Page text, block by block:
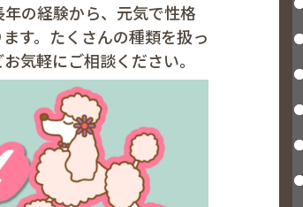
の経験から、元気で性格
す。たくさんの種類を扱っ
気軽にご相談ください。